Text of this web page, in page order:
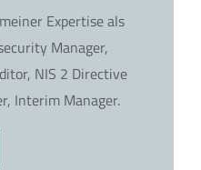
Expertise als
Manager,
NIS 2 Directive
Interim Manager.